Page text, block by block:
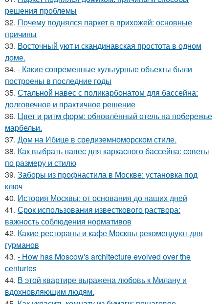
решения проблемы
32. Почему поднялся паркет в прихожей: основные
причины
33. Восточный уют и скандинавская простота в одном
доме.
34. - Какие современные культурные объекты были
построены в последние годы
35. Стальной навес с поликарбонатом для бассейна:
долговечное и практичное решение
36. Цвет и ритм форм: обновлённый отель на побережье
марбельи.
37. Дом на Ибице в средиземноморском стиле.
38. Как выбрать навес для каркасного бассейна: советы
по размеру и стилю
39. Заборы из профнастила в Москве: установка под
ключ
40. История Москвы: от основания до наших дней
41. Срок использования известкового раствора:
важность соблюдения нормативов
42. Какие рестораны и кафе Москвы рекомендуют для
гурманов
43. - How has Moscow's architecture evolved over the
centuries
44. В этой квартире выражена любовь к Милану и
вдохновляющим людям.